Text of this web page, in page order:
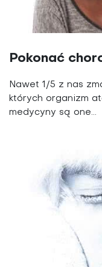
Pokonać
Nawet 1/5 z nas
których organizm
medycyny są one...